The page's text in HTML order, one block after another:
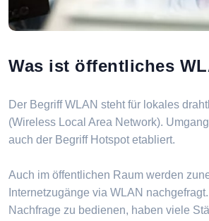
Was ist öffentliches
Der Begriff WLAN steht für lokales
(Wireless Local Area Network).
auch der Begriff Hotspot etabliert.
Auch im öffentlichen Raum werden
Internetzugänge via WLAN
Nachfrage zu bedienen, haben viele